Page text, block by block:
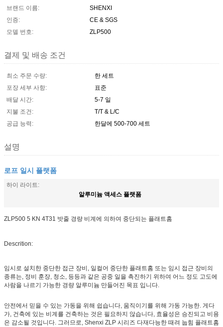
브랜드 이름:
SHENXI
인증:
CE & SGS
모델 번호:
ZLP500
결제 및 배송 조건
최소 주문 수량:
한 세트
포장 세부 사항:
표준
배달 시간:
5-7 일
지불 조건:
T/T & L/C
공급 능력:
한달에 500-700 세트
설명
로프 일시 플랫폼
하이 라이트:
알루미늄 액세스 플랫폼
ZLP500 5 KN 4T31 밧줄 경량 비계에 의하여 중단되는 플래트홈
Descrition:
임시로 설치한 중단한 접근 장비, 일컬어 중단한 플래트홈 또는 임시 접근 장비의
종류는, 정비 훈장, 청소, 등등과 같은 공중 일을 촉진하기 위하여 어느 정도 고도에
사람을 나르기 가능한 경량 알루미늄 만들어진 목표 입니다.
안전에서 믿을 수 있는 가동을 위해 쉽습니다, 움직이기를 위해 가동 가능한. 게다
가, 건축에 있는 비계를 건축하는 것은 필요하지 않습니다, 효율성은 승진되고 비용
은 감소될 것입니다. 그러므로, Shenxi ZLP 시리즈 다재다능한 때려 눕힘 플래트홈